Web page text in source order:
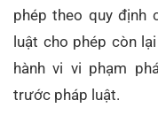
phép theo quy định
luật cho phép còn
hành vi vi phạm
trước pháp luật.